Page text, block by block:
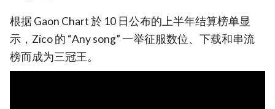
根据 Gaon Chart 於 10 日公布的上半年结算榜单显
示，Zico 的 “Any song” 一举征服数位、下载和串流
榜而成为三冠王。